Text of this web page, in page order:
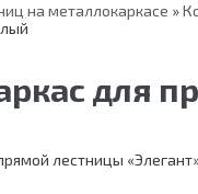
Применение
На дачу
Для крыльца
на металлокаркасе »
для